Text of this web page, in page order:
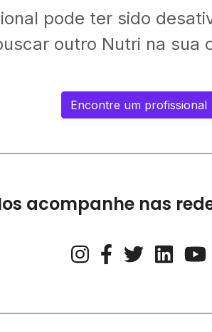
pode ter sido
outro Nutri na sua
Encontre um profissional
acompanhe nas